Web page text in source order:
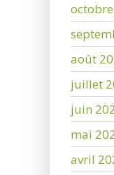
août
juillet
juin
mai
avril